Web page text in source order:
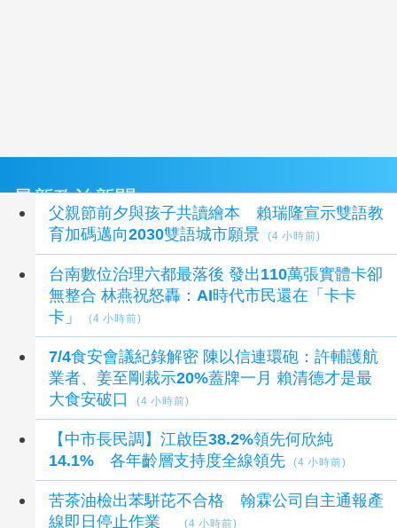
最新政治新聞
父親節前夕與孩子共讀繪本 賴瑞隆宣示雙語教
育加碼邁向2030雙語城市願景
(4 小時前)
台南數位治理六都最落後 發出110萬張實體卡卻
無整合 林燕祝怒轟：AI時代市民還在「卡卡
卡」
(4 小時前)
7/4食安會議紀錄解密 陳以信連環砲：許輔護航
業者、姜至剛裁示20%蓋牌一月 賴清德才是最
大食安破口
(4 小時前)
【中市長民調】江啟臣38.2%領先何欣純
14.1% 各年齡層支持度全線領先
(4 小時前)
苦茶油檢出苯駢芘不合格 翰霖公司自主通報產
線即日停止作業
(4 小時前)